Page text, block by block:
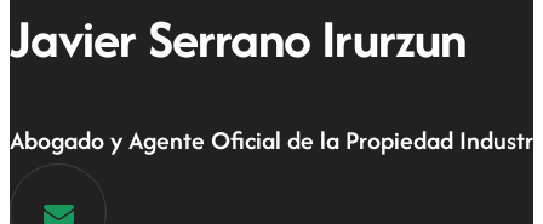
Javier Serrano Irurzun
Abogado y Agente Oficial de la Propiedad